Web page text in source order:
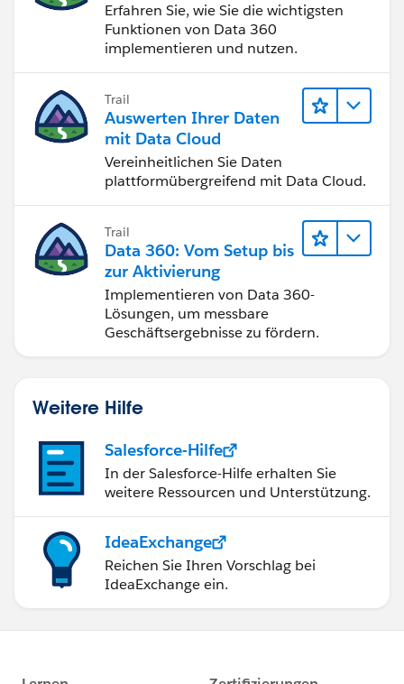
Erfahren Sie, wie Sie die wichtigsten
Funktionen von Data 360
implementieren und nutzen.
Trail
Auswerten Ihrer Daten
mit Data Cloud
Vereinheitlichen Sie Daten
plattformübergreifend mit Data Cloud.
Trail
Data 360: Vom Setup bis
zur Aktivierung
Implementieren von Data 360-
Lösungen, um messbare
Geschäftsergebnisse zu fördern.
Weitere Hilfe
Salesforce-Hilfe
In der Salesforce-Hilfe erhalten Sie
weitere Ressourcen und Unterstützung.
IdeaExchange
Reichen Sie Ihren Vorschlag bei
IdeaExchange ein.